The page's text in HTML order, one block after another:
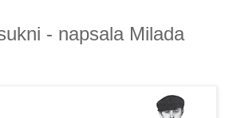
- napsala Milada